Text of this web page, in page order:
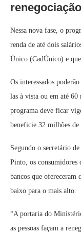
Nessa nova fase, o
renda de até dois
Único (CadÚnico) e
Os interessados
las à vista ou em até 60
programa deve ficar
beneficie 32 milhões de
Segundo o secretário
Pinto, os consumidores
bancos que ofereceram
baixo para o mais alto.
“A portaria do
as pessoas façam a